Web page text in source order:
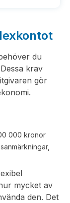
du
krav
gör
000 kronor
mycket av
den. Det